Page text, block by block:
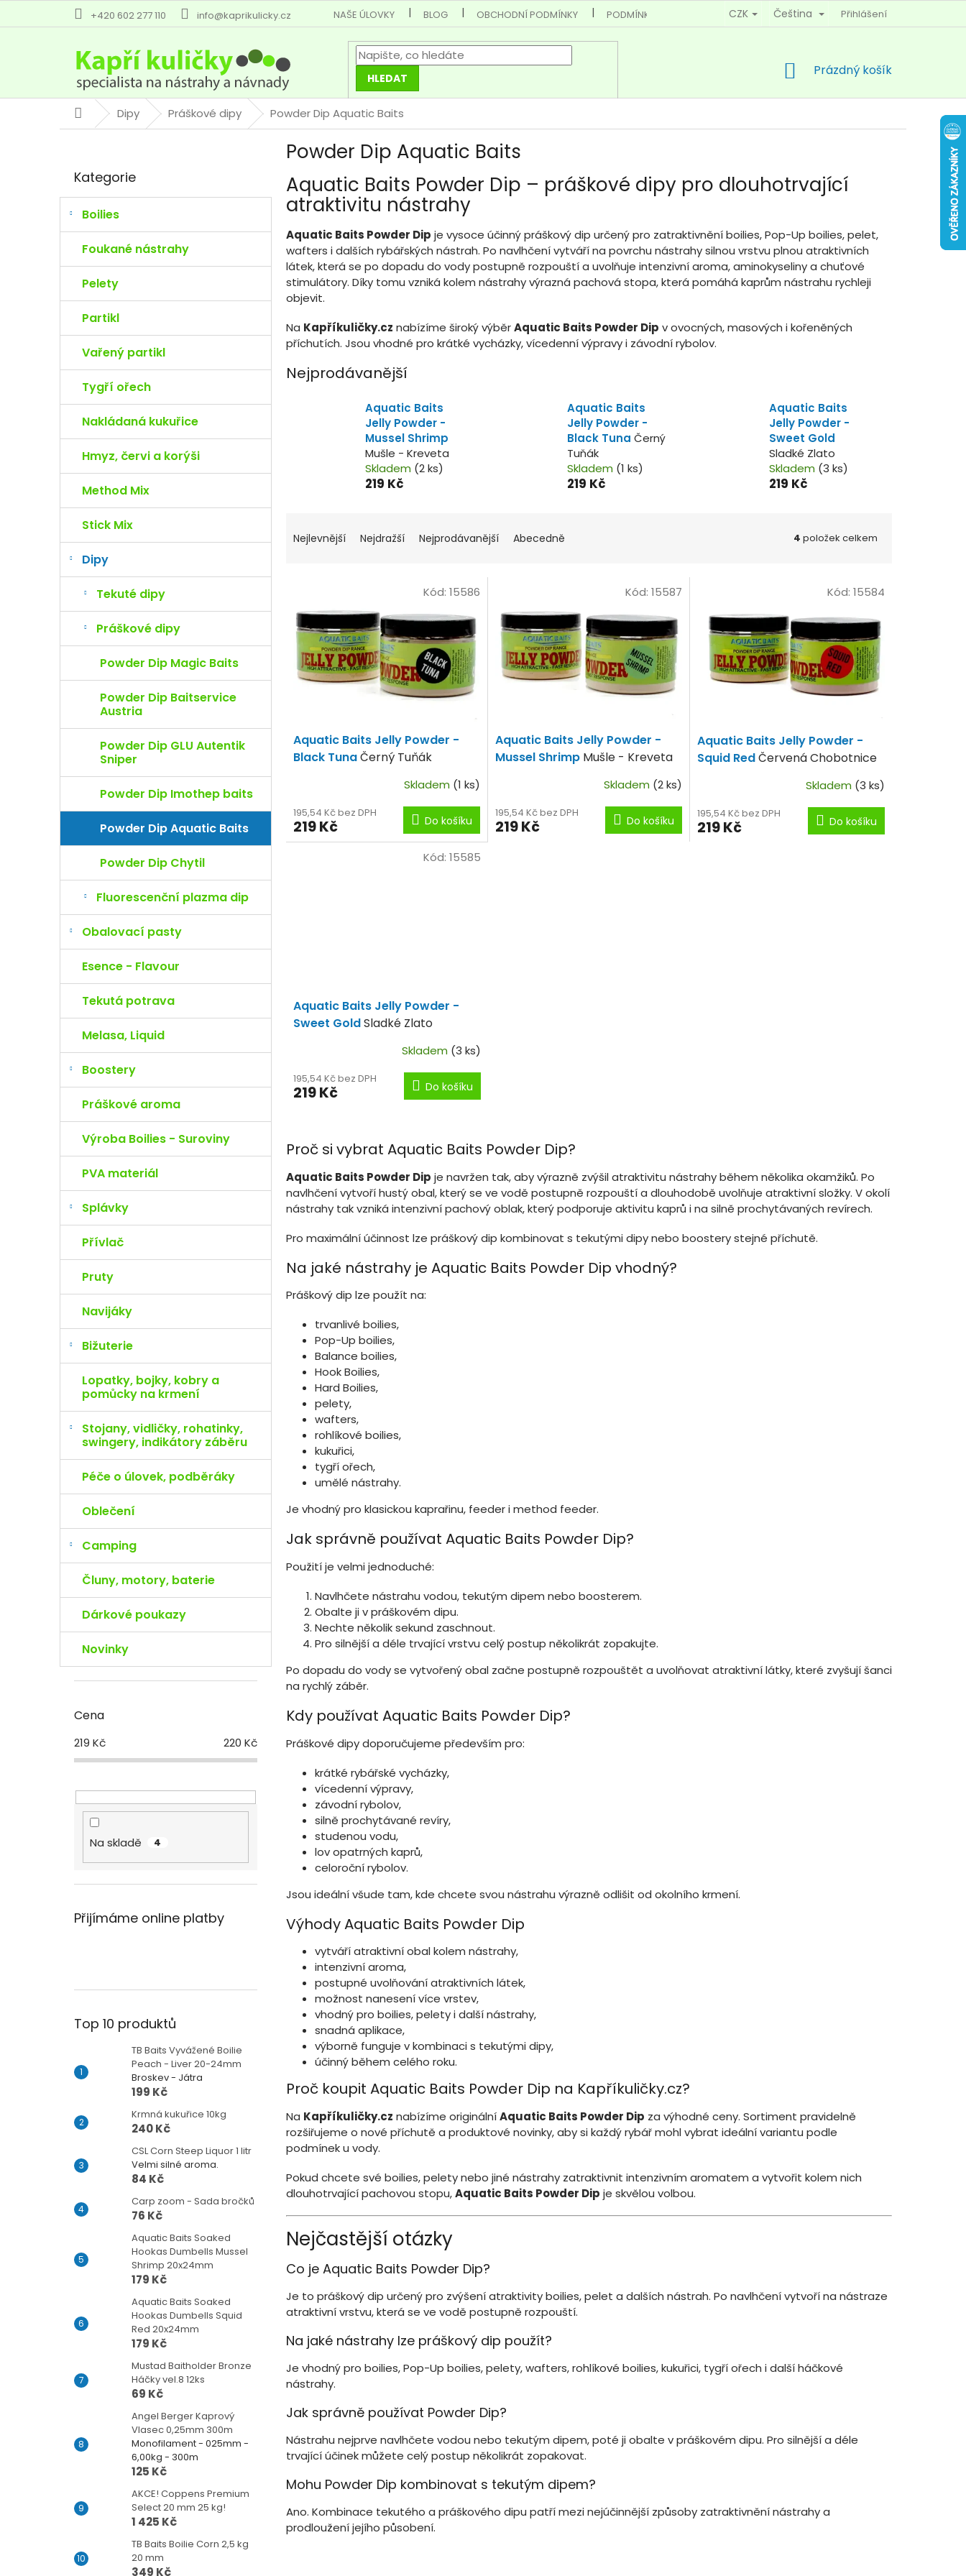
+420 602 277 110 info@kaprikulicky.cz NAŠE ÚLOVKY BLOG OBCHODNÍ PODMÍNKY PODMÍNKY OCHRANY OSOBNÍCH ÚDAJŮ KONTAKTY
CZK Čeština Přihlášení
HLEDAT
NÁKUPNÍ
Prázdný košík
DomůDipy Práškové dipy Powder Dip Aquatic Baits
r
n
í
l
kategorie
Kategorie
Boilies
Foukané nástrahy
Pelety
Partikl
Vařený partikl
Tygří ořech
Nakládaná kukuřice
Hmyz, červi a korýši
Method Mix
Stick Mix
Dipy
Tekuté dipy
Práškové dipy
Powder Dip Magic Baits
Powder Dip Baitservice
Austria
Powder Dip GLU Autentik
Sniper
Powder Dip Imothep baits
Powder Dip Aquatic Baits
Powder Dip Chytil
Fluorescenční plazma dip
Obalovací pasty
Esence - Flavour
Tekutá potrava
Melasa, Liquid
Boostery
Práškové aroma
Výroba Boilies - Suroviny
PVA materiál
Splávky
Přívlač
Pruty
Navijáky
Bižuterie
Lopatky, bojky, kobry a
pomůcky na krmení
Stojany, vidličky, rohatinky,
swingery, indikátory záběru
Péče o úlovek, podběráky
Oblečení
Camping
Čluny, motory, baterie
Dárkové poukazy
Novinky
Cena
219 Kč 220 Kč
Na skladě 4
Přijímáme online platby
Top 10 produktů
TB Baits Vyvážené Boilie
Peach - Liver 20-24mm
Broskev - Játra
199 Kč
Krmná kukuřice 10kg
240 Kč
CSL Corn Steep Liquor 1 litr
Velmi silné aroma.
84 Kč
Carp zoom - Sada bročků
76 Kč
Aquatic Baits Soaked
Hookas Dumbells Mussel
Shrimp 20x24mm
179 Kč
Aquatic Baits Soaked
Hookas Dumbells Squid
Red 20x24mm
179 Kč
Mustad Baitholder Bronze
Háčky vel.8 12ks
69 Kč
Angel Berger Kaprový
Vlasec 0,25mm 300m
Monofilament - 025mm -
6,00kg - 300m
125 Kč
AKCE! Coppens Premium
Select 20 mm 25 kg!
1 425 Kč
TB Baits Boilie Corn 2,5 kg
20 mm
349 Kč
Powder Dip Aquatic Baits
Aquatic Baits Powder Dip – práškové dipy pro dlouhotrvající
atraktivitu nástrahy
Aquatic Baits Powder Dip je vysoce účinný práškový dip určený pro zatraktivnění boilies, Pop-Up boilies, pelet,
wafters i dalších rybářských nástrah. Po navlhčení vytváří na povrchu nástrahy silnou vrstvu plnou atraktivních
látek, která se po dopadu do vody postupně rozpouští a uvolňuje intenzivní aroma, aminokyseliny a chuťové
stimulátory. Díky tomu vzniká kolem nástrahy výrazná pachová stopa, která pomáhá kaprům nástrahu rychleji
objevit.
Na Kapříkuličky.cz nabízíme široký výběrAquatic Baits Powder Dip v ovocných, masových i kořeněných
příchutích. Jsou vhodné pro krátké vycházky, vícedenní výpravy i závodní rybolov.
Nejprodávanější
Aquatic Baits
Jelly Powder -
Mussel Shrimp
Mušle - Kreveta
Skladem (2 ks)
219 Kč
Aquatic Baits
Jelly Powder -
Black Tuna Černý
Tuňák
Skladem (1 ks)
219 Kč
Aquatic Baits
Jelly Powder -
Sweet Gold
Sladké Zlato
Skladem (3 ks)
219 Kč
aNejlevnější Nejdražší Nejprodávanější Abecedně 4 položek celkem
Aquatic Baits Jelly Powder -
Black TunaČerný Tuňák
Skladem (1 ks)
195,54 Kč bez DPH
219 Kč Do košíku
Kód: 15586
Aquatic Baits Jelly Powder -
Mussel Shrimp Mušle - Kreveta
Skladem (2 ks)
195,54 Kč bez DPH
219 Kč Do košíku
Kód: 15587
Aquatic Baits Jelly Powder -
Squid RedČervená Chobotnice
Skladem (3 ks)
195,54 Kč bez DPH
219 Kč Do košíku
Kód: 15584
Aquatic Baits Jelly Powder -
Sweet GoldSladké Zlato
Skladem (3 ks)
195,54 Kč bez DPH
219 Kč Do košíku
Kód: 15585
d
a
c
p
v
k
Proč si vybrat Aquatic Baits Powder Dip?
Aquatic Baits Powder Dip je navržen tak, aby výrazně zvýšil atraktivitu nástrahy během několika okamžiků. Po
navlhčení vytvoří hustý obal, který se ve vodě postupně rozpouští a dlouhodobě uvolňuje atraktivní složky. V okolí
nástrahy tak vzniká intenzivní pachový oblak, který podporuje aktivitu kaprů i na silně prochytávaných revírech.
Pro maximální účinnost lze práškový dip kombinovat s tekutými dipy nebo boostery stejné příchutě.
Na jaké nástrahy je Aquatic Baits Powder Dip vhodný?
Práškový dip lze použít na:
trvanlivé boilies,
Pop-Up boilies,
Balance boilies,
Hook Boilies,
Hard Boilies,
pelety,
wafters,
rohlíkové boilies,
kukuřici,
tygří ořech,
umělé nástrahy.
Je vhodný pro klasickou kaprařinu, feeder i method feeder.
Jak správně používat Aquatic Baits Powder Dip?
Použití je velmi jednoduché:
Navlhčete nástrahu vodou, tekutým dipem nebo boosterem.
Obalte ji v práškovém dipu.
Nechte několik sekund zaschnout.
Pro silnější a déle trvající vrstvu celý postup několikrát zopakujte.
Po dopadu do vody se vytvořený obal začne postupně rozpouštět a uvolňovat atraktivní látky, které zvyšují šanci
na rychlý záběr.
Kdy používat Aquatic Baits Powder Dip?
Práškové dipy doporučujeme především pro:
krátké rybářské vycházky,
vícedenní výpravy,
závodní rybolov,
silně prochytávané revíry,
studenou vodu,
lov opatrných kaprů,
celoroční rybolov.
Jsou ideální všude tam, kde chcete svou nástrahu výrazně odlišit od okolního krmení.
Výhody Aquatic Baits Powder Dip
vytváří atraktivní obal kolem nástrahy,
intenzivní aroma,
postupné uvolňování atraktivních látek,
možnost nanesení více vrstev,
vhodný pro boilies, pelety i další nástrahy,
snadná aplikace,
výborně funguje v kombinaci s tekutými dipy,
účinný během celého roku.
Proč koupit Aquatic Baits Powder Dip na Kapříkuličky.cz?
Na Kapříkuličky.cz nabízíme originálníAquatic Baits Powder Dip za výhodné ceny. Sortiment pravidelně
rozšiřujeme o nové příchutě a produktové novinky, aby si každý rybář mohl vybrat ideální variantu podle
podmínek u vody.
Pokud chcete své boilies, pelety nebo jiné nástrahy zatraktivnit intenzivním aromatem a vytvořit kolem nich
dlouhotrvající pachovou stopu,Aquatic Baits Powder Dip je skvělou volbou.
Nejčastější otázky
Co je Aquatic Baits Powder Dip?
Je to práškový dip určený pro zvýšení atraktivity boilies, pelet a dalších nástrah. Po navlhčení vytvoří na nástraze
atraktivní vrstvu, která se ve vodě postupně rozpouští.
Na jaké nástrahy lze práškový dip použít?
Je vhodný pro boilies, Pop-Up boilies, pelety, wafters, rohlíkové boilies, kukuřici, tygří ořech i další háčkové
nástrahy.
Jak správně používat Powder Dip?
Nástrahu nejprve navlhčete vodou nebo tekutým dipem, poté ji obalte v práškovém dipu. Pro silnější a déle
trvající účinek můžete celý postup několikrát zopakovat.
Mohu Powder Dip kombinovat s tekutým dipem?
Ano. Kombinace tekutého a práškového dipu patří mezi nejúčinnější způsoby zatraktivnění nástrahy a
prodloužení jejího působení.